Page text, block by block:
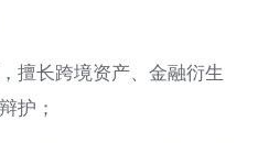
擅长跨境资产、金融衍生
护；